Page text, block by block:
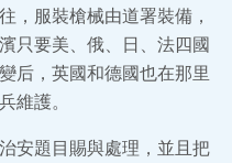
，服裝槍械由道署裝備，
只要美、俄、日、法四國
后，英國和德國也在那里
維護。
安題目賜與處理，並且把